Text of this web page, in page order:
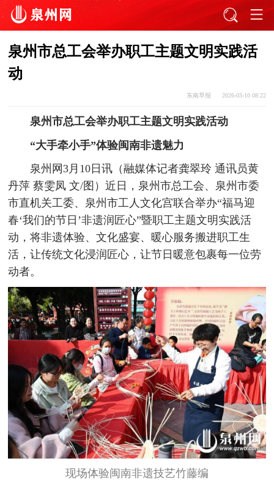
泉州市总工会举办职工主题文明实践活
动
东南早报 2026-03-10 08:22
泉州市总工会举办职工主题文明实践活动
“大手牵小手”体验闽南非遗魅力
泉州网3月10日讯（融媒体记者龚翠玲 通讯员黄
丹萍 蔡雯凤 文/图）近日，泉州市总工会、泉州市委
市直机关工委、泉州市工人文化宫联合举办“福马迎
春‘我们的节日’非遗润匠心”暨职工主题文明实践活
动，将非遗体验、文化盛宴、暖心服务搬进职工生
活，让传统文化浸润匠心，让节日暖意包裹每一位劳
动者。
现场体验闽南非遗技艺竹藤编